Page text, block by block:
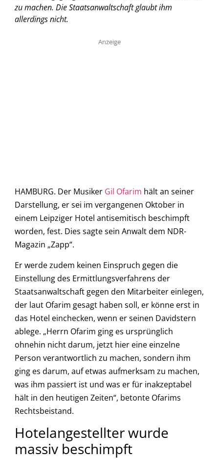
zu machen. Die Staatsanwaltschaft glaubt ihm
allerdings nicht.
Anzeige
HAMBURG. Der Musiker Gil Ofarim hält an seiner
Darstellung, er sei im vergangenen Oktober in
einem Leipziger Hotel antisemitisch beschimpft
worden, fest. Dies sagte sein Anwalt dem NDR-
Magazin „Zapp“.
Er werde zudem keinen Einspruch gegen die
Einstellung des Ermittlungsverfahrens der
Staatsanwaltschaft gegen den Mitarbeiter einlegen,
der laut Ofarim gesagt haben soll, er könne erst in
das Hotel einchecken, wenn er seinen Davidstern
ablege. „Herrn Ofarim ging es ursprünglich
ohnehin nicht darum, jetzt hier eine einzelne
Person verantwortlich zu machen, sondern ihm
ging es darum, auf etwas aufmerksam zu machen,
was ihm passiert ist und was er für inakzeptabel
hält in den heutigen Zeiten“, betonte Ofarims
Rechtsbeistand.
Hotelangestellter wurde
massiv beschimpft